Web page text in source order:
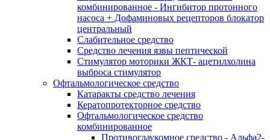
комбинированное - Ингибитор протонного
насоса + Дофаминовых рецепторов блокатор
центральный
Слабительное средство
Средство лечения язвы пептической
Стимулятор моторики ЖКТ- ацетилхолина
выброса стимулятор
Офтальмологическое средство
Катаракты средство лечения
Кератопротекторное средство
Офтальмологическое средство
комбинированное
Противоглаукомное средство - Альфа2-